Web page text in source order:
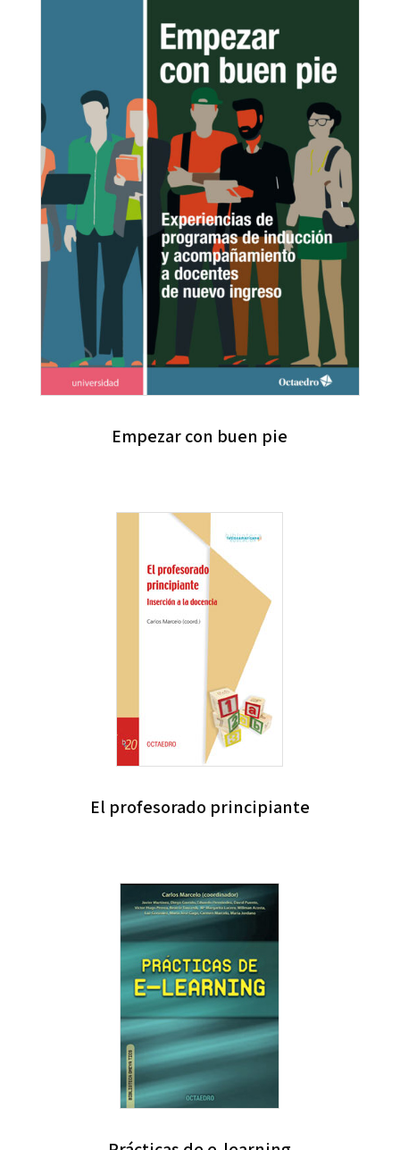
Empezar con buen pie
El profesorado principiante